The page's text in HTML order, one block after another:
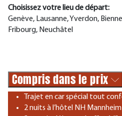
Choisissez votre lieu de départ:
Genève, Lausanne, Yverdon,
Fribourg, Neuchâtel
Compris dans le prix
Trajet en car spécial tout
2 nuits à l’hôtel NH